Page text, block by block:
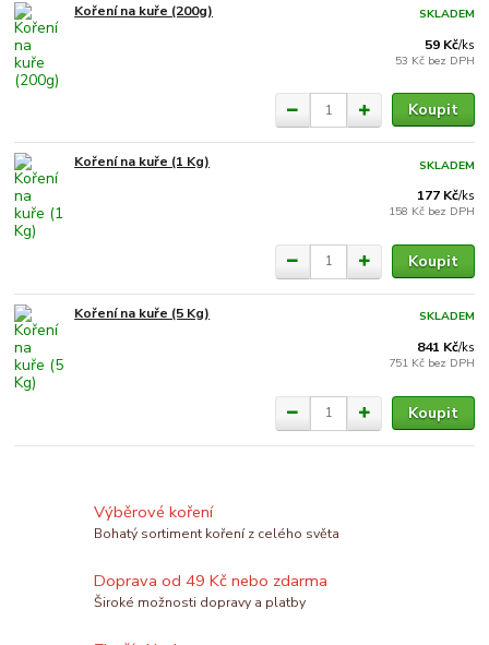
Koření na kuře (200g)
59 Kč/ks
53 Kč bez DPH
SKLADEM
Koupit
Koření na kuře (1 Kg)
177 Kč/ks
158 Kč bez DPH
SKLADEM
Koupit
Koření na kuře (5 Kg)
841 Kč/ks
751 Kč bez DPH
SKLADEM
Koupit
Výběrové koření
Bohatý sortiment koření z celého světa
Doprava od 49 Kč nebo zdarma
Široké možnosti dopravy a platby